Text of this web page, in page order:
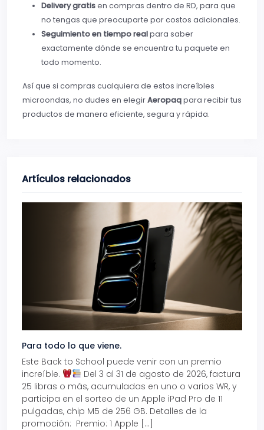
Delivery gratisen compras dentro de RD, para que
no tengas que preocuparte por costos adicionales.
Seguimiento en tiempo realpara saber
exactamente dónde se encuentra tu paquete en
todo momento.
Así que si compras cualquiera de estos increíbles
microondas, no dudes en elegirAeropaqpara recibir tus
productos de manera eficiente, segura y rápida.
Artículos relacionados
Para todo lo que viene.
Este Back to School puede venir con un premio
increíble.
Del 3 al 31 de agosto de 2026, factura
25 libras o más, acumuladas en uno o varios WR, y
participa en el sorteo de un Apple iPad Pro de 11
pulgadas, chip M5 de 256 GB. Detalles de la
promoción: Premio: 1 Apple […]